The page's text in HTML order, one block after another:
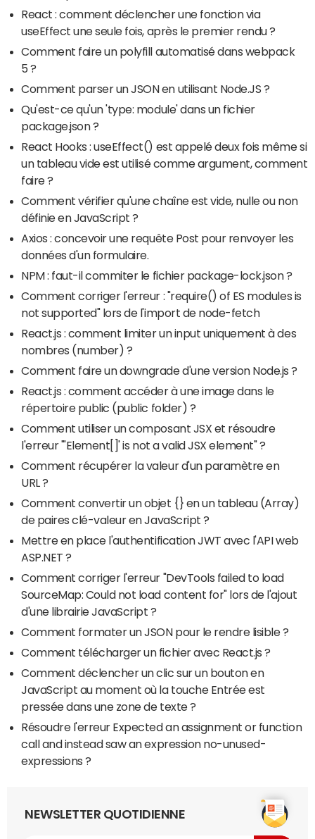
React : comment déclencher une fonction via
useEffect une seule fois, après le premier rendu ?
Comment faire un polyfill automatisé dans webpack
5 ?
Comment parser un JSON en utilisant Node.JS ?
Qu'est-ce qu'un 'type: module' dans un fichier
package.json ?
React Hooks : useEffect() est appelé deux fois même si
un tableau vide est utilisé comme argument, comment
faire ?
Comment vérifier qu'une chaîne est vide, nulle ou non
définie en JavaScript ?
Axios : concevoir une requête Post pour renvoyer les
données d'un formulaire.
NPM : faut-il commiter le fichier package-lock.json ?
Comment corriger l'erreur : "require() of ES modules is
not supported" lors de l'import de node-fetch
React.js : comment limiter un input uniquement à des
nombres (number) ?
Comment faire un downgrade d'une version Node.js ?
React.js : comment accéder à une image dans le
répertoire public (public folder) ?
Comment utiliser un composant JSX et résoudre
l'erreur "'Element[]' is not a valid JSX element" ?
Comment récupérer la valeur d'un paramètre en
URL ?
Comment convertir un objet {} en un tableau (Array)
de paires clé-valeur en JavaScript ?
Mettre en place l'authentification JWT avec l'API web
ASP.NET ?
Comment corriger l'erreur "DevTools failed to load
SourceMap: Could not load content for" lors de l'ajout
d'une librairie JavaScript ?
Comment formater un JSON pour le rendre lisible ?
Comment télécharger un fichier avec React.js ?
Comment déclencher un clic sur un bouton en
JavaScript au moment où la touche Entrée est
pressée dans une zone de texte ?
Résoudre l'erreur Expected an assignment or function
call and instead saw an expression no-unused-
expressions ?
NEWSLETTER QUOTIDIENNE